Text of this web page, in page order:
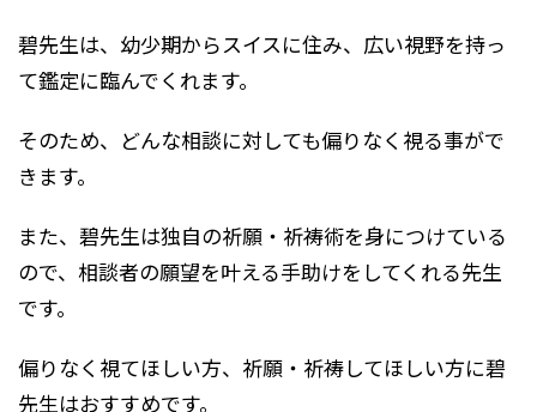
碧先生は、幼少期からスイスに住み、広い視野を持っ
て鑑定に臨んでくれます。
そのため、どんな相談に対しても偏りなく視る事がで
きます。
また、碧先生は独自の祈願・祈祷術を身につけている
ので、相談者の願望を叶える手助けをしてくれる先生
です。
偏りなく視てほしい方、祈願・祈祷してほしい方に碧
先生はおすすめです。